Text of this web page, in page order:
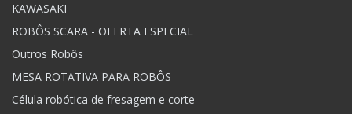
KAWASAKI
ROBÔS SCARA - OFERTA ESPECIAL
Outros Robôs
MESA ROTATIVA PARA ROBÔS
Célula robótica de fresagem e corte